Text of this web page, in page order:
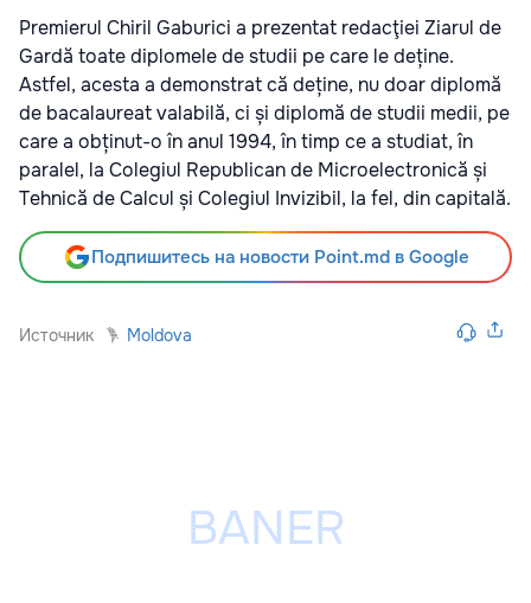
Premierul Chiril Gaburici a prezentat redacţiei Ziarul de
Gardă toate diplomele de studii pe care le deține.
Astfel, acesta a demonstrat că deține, nu doar diplomă
de bacalaureat valabilă, ci și diplomă de studii medii, pe
care a obținut-o în anul 1994, în timp ce a studiat, în
paralel, la Colegiul Republican de Microelectronică și
Tehnică de Calcul și Colegiul Invizibil, la fel, din capitală.
Подпишитесь на новости Point.md в Google
Источник Moldova